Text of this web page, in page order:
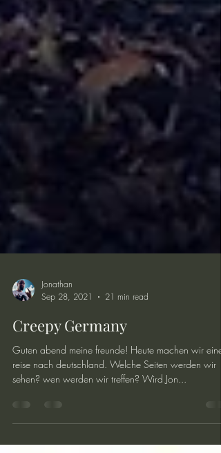
Jonathan
Sep 28, 2021
21 min read
Creepy Germany
Guten abend meine freunde! Heute machen wir eine